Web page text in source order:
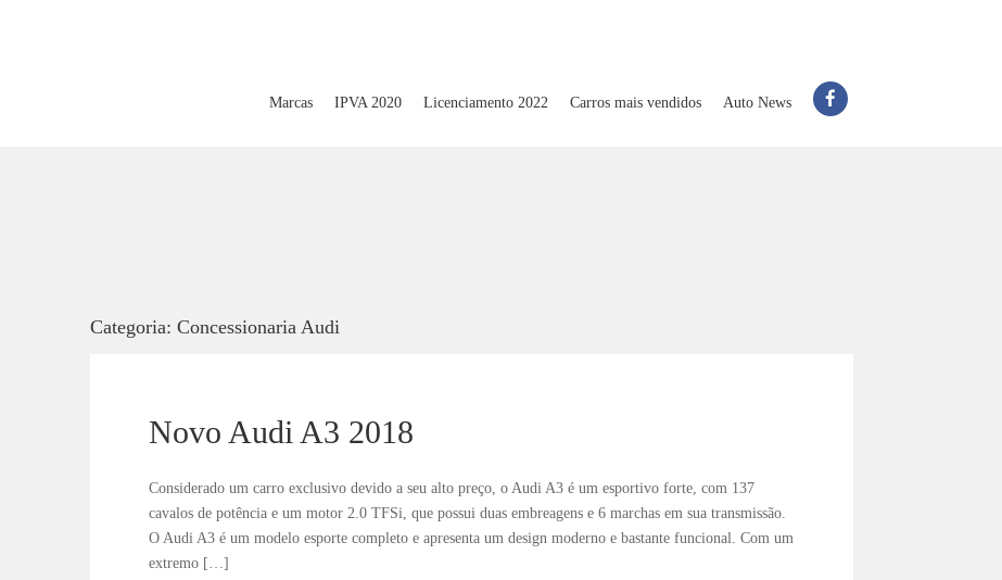
Marcas IPVA 2020 Licenciamento 2022 Carros mais vendidos Auto News
Categoria: Concessionaria Audi
Novo Audi A3 2018
Considerado um carro exclusivo devido a seu alto preço, o Audi A3 é um esportivo forte, com 137
cavalos de potência e um motor 2.0 TFSi, que possui duas embreagens e 6 marchas em sua transmissão.
O Audi A3 é um modelo esporte completo e apresenta um design moderno e bastante funcional. Com um
extremo […]